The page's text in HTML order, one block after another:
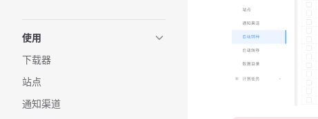
使用
下载器
站点
通知渠道